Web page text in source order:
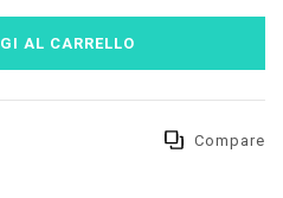
AL CARRELLO
Compare